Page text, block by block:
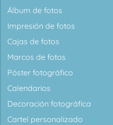
Álbum de fotos
Impresión de fotos
Cajas de fotos
Marcos de fotos
Póster fotográfico
Calendarios
Decoración fotográfica
Cartel personalizado